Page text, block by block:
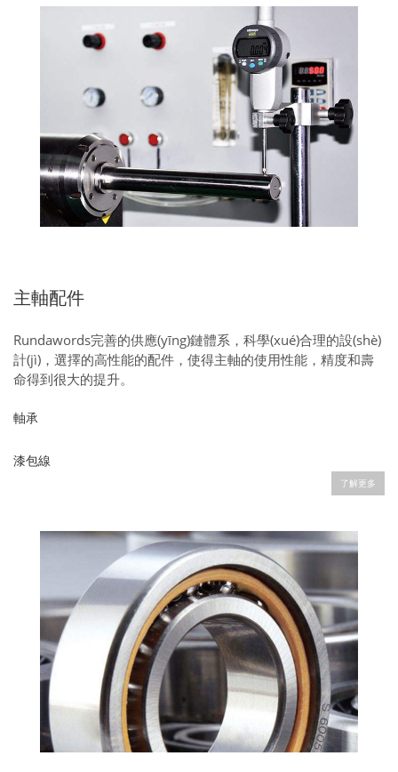
主軸配件
Rundawords完善的供應(yīng)鏈體系，科學(xué)合理的設(shè)
計(jì)，選擇的高性能的配件，使得主軸的使用性能，精度和壽
命得到很大的提升。
軸承
漆包線
了解更多